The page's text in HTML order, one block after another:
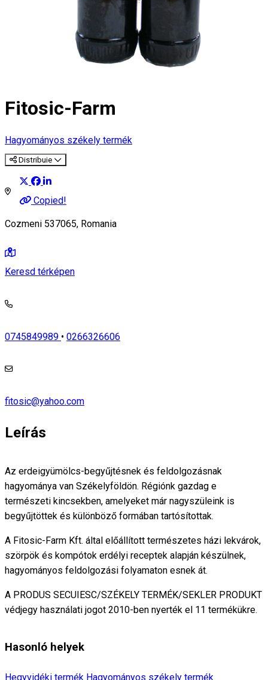
Fitosic-Farm
Hagyományos székely termék
Distribuie
Copied!
Cozmeni 537065, Romania
Keresd térképen
0745849989 • 0266326606
fitosic@yahoo.com
Leírás
Az erdeigyümölcs-begyűjtésnek és feldolgozásnak
hagyománya van Székelyföldön. Régiónk gazdag e
természeti kincsekben, amelyeket már nagyszüleink is
begyűjtöttek és különböző formában tartósítottak.
A Fitosic-Farm Kft. által előállított természetes házi lekvárok,
szörpök és kompótok erdélyi receptek alapján készülnek,
hagyományos feldolgozási folyamaton esnek át.
A PRODUS SECUIESC/SZÉKELY TERMÉK/SEKLER PRODUKT
védjegy használati jogot 2010-ben nyerték el 11 termékükre.
Hasonló helyek
Hegyvidéki termék Hagyományos székely termék